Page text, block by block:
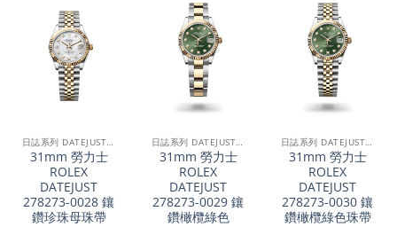
日誌系列 DATEJUST 31
31mm 勞力士
ROLEX
DATEJUST
278273-0028 鑲
鑽珍珠母珠帶
日誌系列 DATEJUST 31
31mm 勞力士
ROLEX
DATEJUST
278273-0029 鑲
鑽橄欖綠色
日誌系列 DATEJUST 31
31mm 勞力士
ROLEX
DATEJUST
278273-0030 鑲
鑽橄欖綠色珠帶